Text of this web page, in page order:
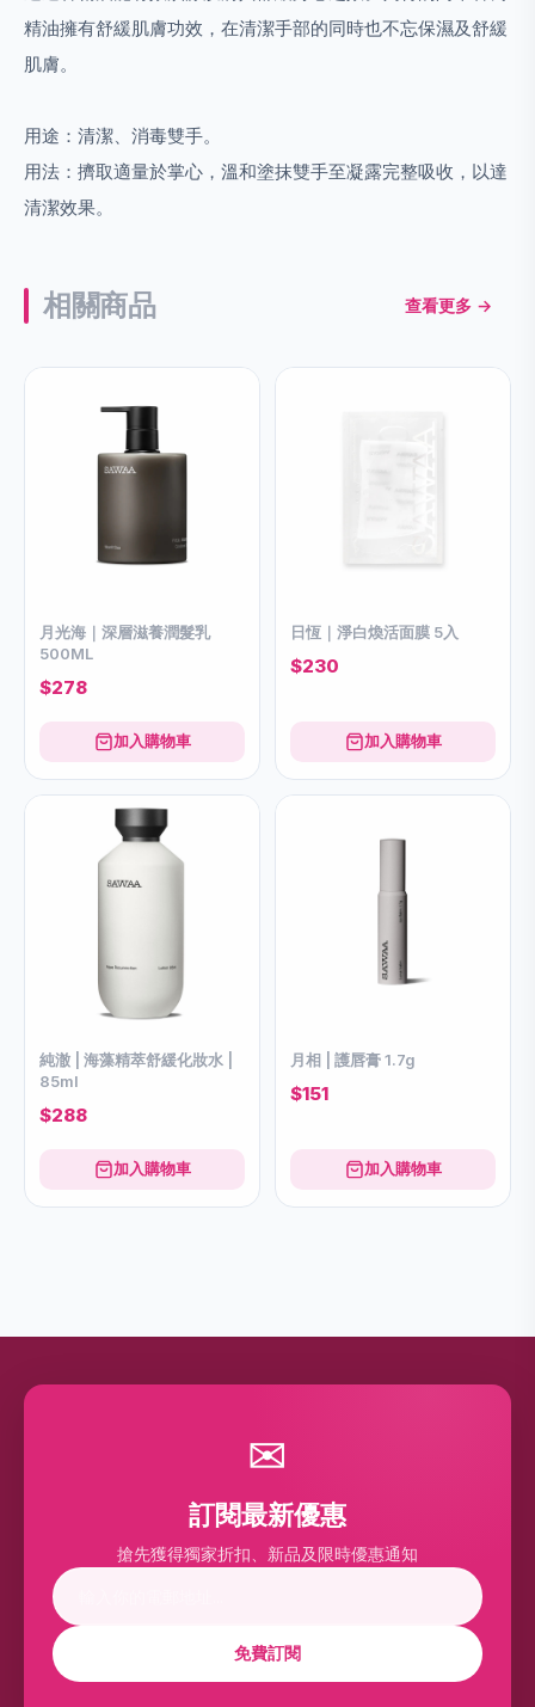
精油擁有舒緩肌膚功效，在清潔手部的同時也不忘保濕及舒緩
肌膚。
用途： 清潔、消毒雙手。
用法： 擠取適量於掌心，溫和塗抹雙手至凝露完整吸收，以達
清潔效果。
相關商品 查看更多 →
月光海｜深層滋養潤髮乳
500ML
$278
加入購物車
日恆｜淨白煥活面膜 5入
$230
加入購物車
純澈 | 海藻精萃舒緩化妝水 |
85ml
$288
加入購物車
月相 | 護唇膏 1.7g
$151
加入購物車
✉
訂閱最新優惠
搶先獲得獨家折扣、新品及限時優惠通知
免費訂閱